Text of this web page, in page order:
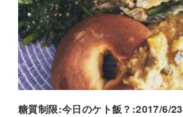
糖質制限:今日のケト飯？:2017/6/23